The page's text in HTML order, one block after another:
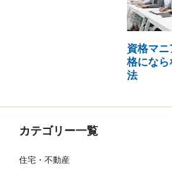
資格マ
格になら
法
カテゴリー一覧
住宅・不動産